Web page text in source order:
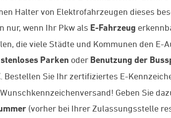
Halter von Elektrofahrzeugen dieses
nur, wenn Ihr Pkw als E-Fahrzeug
die viele Städte und Kommunen den E-
Parken oder Benutzung der
. Bestellen Sie Ihr zertifiziertes E-
Geben Sie
(vorher bei Ihrer Zulassungsstelle